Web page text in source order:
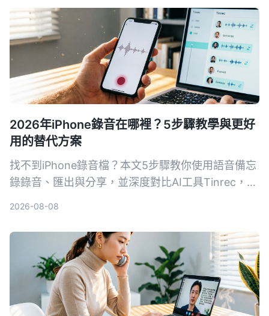
2026年iPhone錄音在哪裡？5步驟教學與更好
用的替代方案
找不到iPhone錄音檔？本文5步驟教你使用語音備忘
錄錄音、匯出與分享，並深度對比AI工具Tinrec，讓
2026-08-08